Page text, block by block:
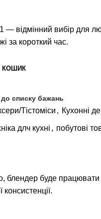
відмінний вибір для
за короткий час.
КОШИК
списку бажань
Тістоміси , Кухонні
длч кухні , побутові
блендер буде працювати